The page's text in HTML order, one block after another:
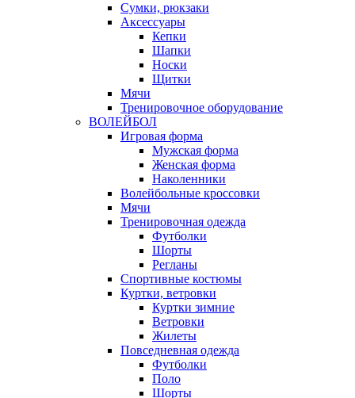
Сумки, рюкзаки
Аксессуары
Кепки
Шапки
Носки
Щитки
Мячи
Тренировочное оборудование
ВОЛЕЙБОЛ
Игровая форма
Мужская форма
Женская форма
Наколенники
Волейбольные кроссовки
Мячи
Тренировочная одежда
Футболки
Шорты
Регланы
Спортивные костюмы
Куртки, ветровки
Куртки зимние
Ветровки
Жилеты
Повседневная одежда
Футболки
Поло
Шорты